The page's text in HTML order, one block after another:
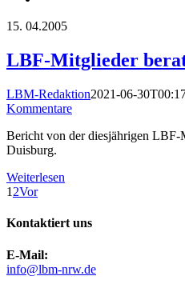
15. 04.2005
LBF-Mitglieder
LBM-Redaktion2021-06-
Kommentare
Bericht von der diesjährigen LBF-
Duisburg.
Weiterlesen
1 2Vor
Kontaktiert uns
E-Mail:
info@lbm-nrw.de